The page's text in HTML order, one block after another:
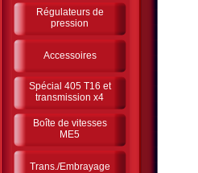
Régulateurs de
pression
Accessoires
Spécial 405 T16 et
transmission x4
Boîte de vitesses
ME5
Trans./Embrayage